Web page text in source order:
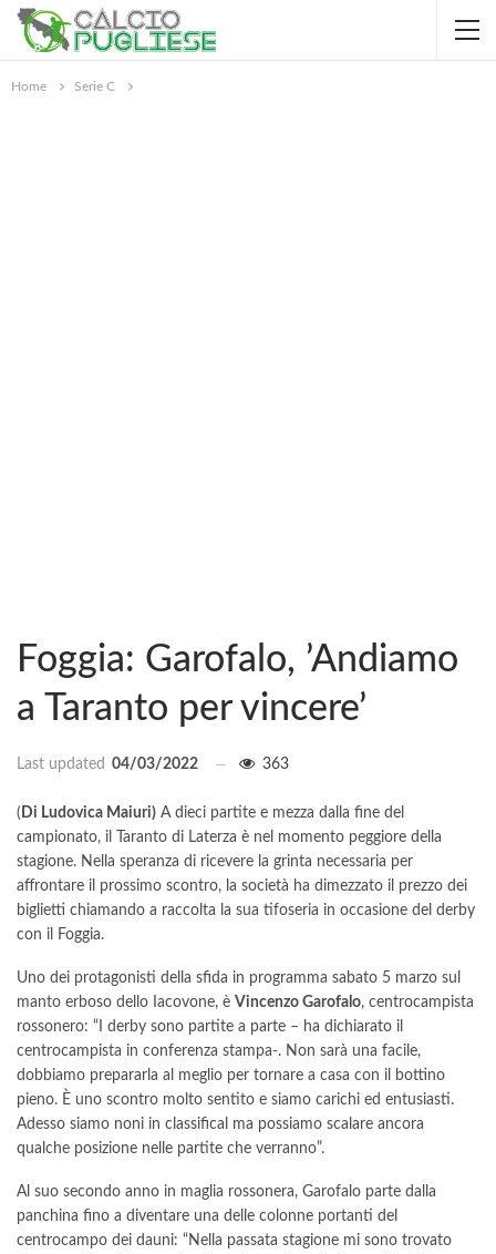
Home Serie C
Foggia: Garofalo, ’Andiamo
a Taranto per vincere’
Last updated 04/03/2022 363
( Di Ludovica Maiuri) A dieci partite e mezza dalla fine del
campionato, il Taranto di Laterza è nel momento peggiore della
stagione. Nella speranza di ricevere la grinta necessaria per
affrontare il prossimo scontro, la società ha dimezzato il prezzo dei
biglietti chiamando a raccolta la sua tifoseria in occasione del derby
con il Foggia.
Uno dei protagonisti della sfida in programma sabato 5 marzo sul
manto erboso dello Iacovone, è Vincenzo Garofalo, centrocampista
rossonero: “I derby sono partite a parte – ha dichiarato il
centrocampista in conferenza stampa-. Non sarà una facile,
dobbiamo prepararla al meglio per tornare a casa con il bottino
pieno. È uno scontro molto sentito e siamo carichi ed entusiasti.
Adesso siamo noni in classifical ma possiamo scalare ancora
qualche posizione nelle partite che verranno”.
Al suo secondo anno in maglia rossonera, Garofalo parte dalla
panchina fino a diventare una delle colonne portanti del
centrocampo dei dauni: “Nella passata stagione mi sono trovato